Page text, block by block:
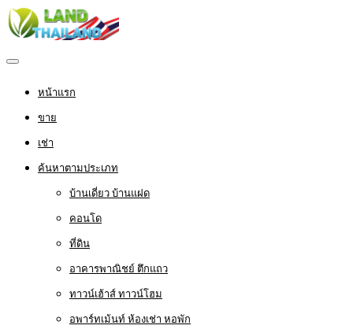
หน้าแรก
ขาย
เช่า
ค้นหาตามประเภท
บ้านเดี่ยว บ้านแฝด
คอนโด
ที่ดิน
อาคารพาณิชย์ ตึกแถว
ทาวน์เฮ้าส์ ทาวน์โฮม
อพาร์ทเม้นท์ ห้องเช่า หอพัก